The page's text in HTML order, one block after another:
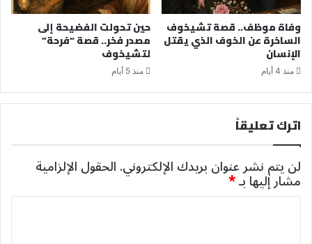
وفاة موظف.. قصة تشيخوف
الساخرة عن الخوف الذي يقتل
الإنسان
منذ 4 أيام
حين تحولت الفضيحة إلى
مصدر فخر.. قصة “فرحة”
لتشيخوف
منذ 5 أيام
اترك تعليقاً
لن يتم نشر عنوان بريدك الإلكتروني.الحقول الإلزامية
مشار إليها بـ*